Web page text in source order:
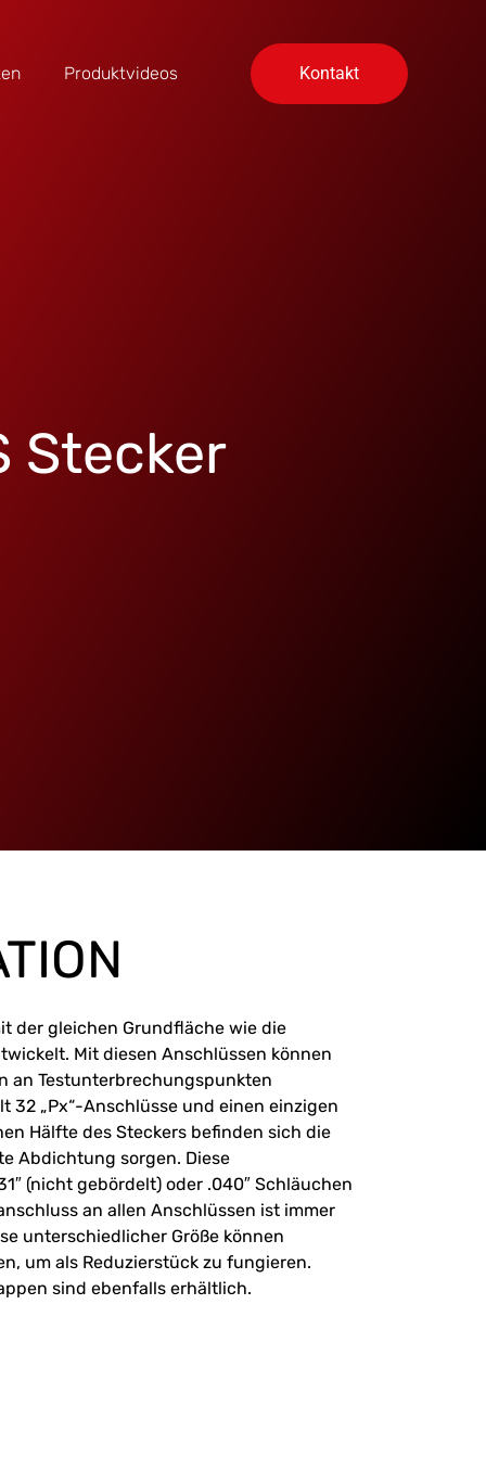
Produktvideos Kontakt
Stecker
der gleichen Grundfläche wie die
Mit diesen Anschlüssen können
an Testunterbrechungspunkten
32 „Px“-Anschlüsse und einen einzigen
Hälfte des Steckers befinden sich die
Abdichtung sorgen. Diese
(nicht gebördelt) oder .040″ Schläuchen
an allen Anschlüssen ist immer
unterschiedlicher Größe können
um als Reduzierstück zu fungieren.
sind ebenfalls erhältlich.